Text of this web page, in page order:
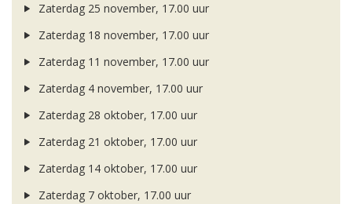
Zaterdag 25 november, 17.00 uur
Zaterdag 18 november, 17.00 uur
Zaterdag 11 november, 17.00 uur
Zaterdag 4 november, 17.00 uur
Zaterdag 28 oktober, 17.00 uur
Zaterdag 21 oktober, 17.00 uur
Zaterdag 14 oktober, 17.00 uur
Zaterdag 7 oktober, 17.00 uur